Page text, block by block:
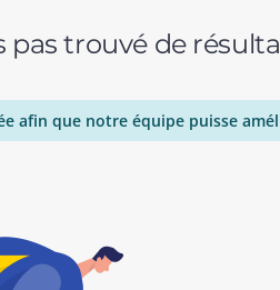
pas trouvé de
afin que notre équipe puisse